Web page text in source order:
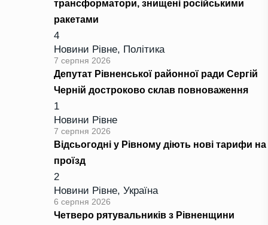
трансформатори, знищені російськими
ракетами
4
Новини Рівне, Політика
7 серпня 2026
Депутат Рівненської районної ради Сергій
Черній достроково склав повноваження
1
Новини Рівне
7 серпня 2026
Відсьогодні у Рівному діють нові тарифи на
проїзд
2
Новини Рівне, Україна
6 серпня 2026
Четверо рятувальників з Рівненщини